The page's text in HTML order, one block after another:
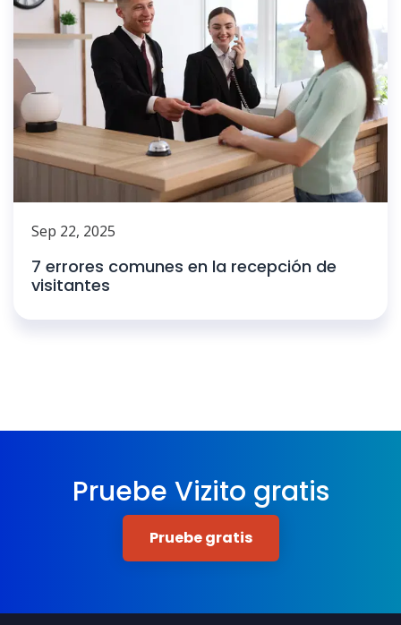
Sep 22, 2025
7 errores comunes en la recepción de
visitantes
Pruebe Vizito gratis
Pruebe gratis